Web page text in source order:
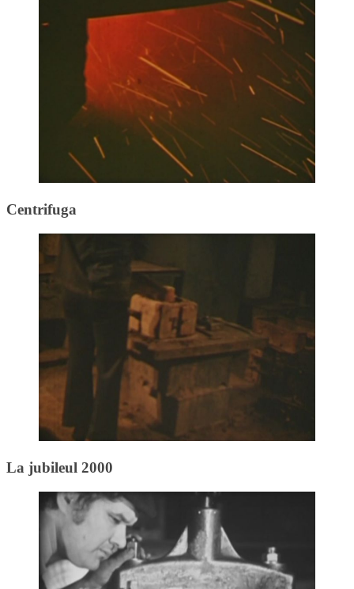
Centrifuga
La jubileul 2000